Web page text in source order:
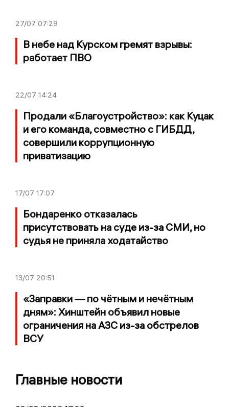
27/07 07:29
В небе над Курском гремят взрывы:
работает ПВО
22/07 14:24
Продали «Благоустройство»: как Куцак
и его команда, совместно с ГИБДД,
совершили коррупционную
приватизацию
17/07 17:07
Бондаренко отказалась
присутствовать на суде из-за СМИ, но
судья не приняла ходатайство
13/07 20:51
«Заправки — по чётным и нечётным
дням»: Хинштейн объявил новые
ограничения на АЗС из-за обстрелов
ВСУ
Главные новости